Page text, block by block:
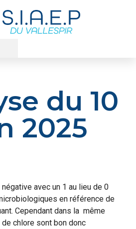
du 10
2025
avec un 1 au lieu de 0
en référence de
Cependant dans la même
chlore sont bon donc